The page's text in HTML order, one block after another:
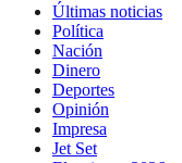
Últimas noticias
Política
Nación
Dinero
Deportes
Opinión
Impresa
Jet Set